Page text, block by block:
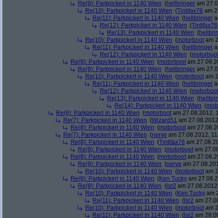
Re(9): Parkpickerl in 1140 Wien (hellbringer am
Re(10): Parkpickerl in 1140 Wien (Tintifax76 am
Re(11): Parkpickerl in 1140 Wien (hellbringer
Re(12): Parkpickerl in 1140 Wien (Tintifax76
Re(13): Parkpickerl in 1140 Wien (
Re(10): Parkpickerl in 1140 Wien (motorboot am
Re(11): Parkpickerl in 1140 Wien (hellbringer
Re(12): Parkpickerl in 1140 Wien (motorboot
Re(8): Parkpickerl in 1140 Wien (motorboot am
Re(9): Parkpickerl in 1140 Wien (hellbringer am
Re(10): Parkpickerl in 1140 Wien (motorboot am
Re(11): Parkpickerl in 1140 Wien (hellbringer
Re(12): Parkpickerl in 1140 Wien (motorboot
Re(13): Parkpickerl in 1140 Wien (
Re(14): Parkpickerl in 1140 Wien (
Re(6): Parkpickerl in 1140 Wien (motorboot am 27.08.2012,
Re(7): Parkpickerl in 1140 Wien (Wizard51 am
Re(8): Parkpickerl in 1140 Wien (motorboot am
Re(7): Parkpickerl in 1140 Wien (nerve am 27.08.2012,
Re(8): Parkpickerl in 1140 Wien (Tintifax76 am
Re(9): Parkpickerl in 1140 Wien (motorboot am
Re(8): Parkpickerl in 1140 Wien (motorboot am
Re(9): Parkpickerl in 1140 Wien (nerve am
Re(10): Parkpickerl in 1140 Wien (motorboot am
Re(8): Parkpickerl in 1140 Wien (Ken Tucky am
Re(9): Parkpickerl in 1140 Wien ( lsr2 am
Re(10): Parkpickerl in 1140 Wien (Ken Tucky am
Re(11): Parkpickerl in 1140 Wien ( lsr2 am
Re(10): Parkpickerl in 1140 Wien (motorboot am
Re(11): Parkpickerl in 1140 Wien ( lsr2 am